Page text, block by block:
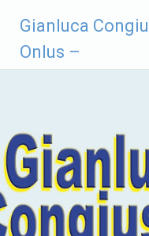
contenuto
Gianluca
Onlus –